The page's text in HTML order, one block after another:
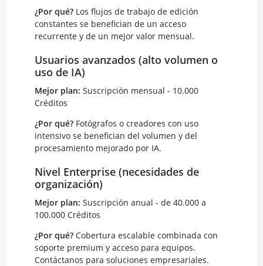
¿Por qué?Los flujos de trabajo de edición
constantes se benefician de un acceso
recurrente y de un mejor valor mensual.
Usuarios avanzados (alto volumen o
uso de IA)
Mejor plan: Suscripción mensual - 10.000
Créditos
¿Por qué?Fotógrafos o creadores con uso
intensivo se benefician del volumen y del
procesamiento mejorado por IA.
Nivel Enterprise (necesidades de
organización)
Mejor plan: Suscripción anual - de 40.000 a
100.000 Créditos
¿Por qué?Cobertura escalable combinada con
soporte premium y acceso para equipos.
Contáctanos para soluciones empresariales.